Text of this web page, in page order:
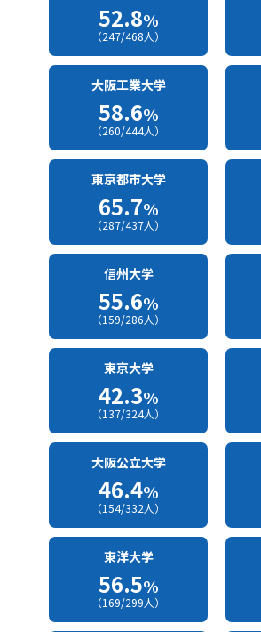
52.8%
（247/468人）
大阪工業大学
58.6%
（260/444人）
東京都市大学
65.7%
（287/437人）
信州大学
55.6%
（159/286人）
東京大学
42.3%
（137/324人）
大阪公立大学
46.4%
（154/332人）
東洋大学
56.5%
（169/299人）